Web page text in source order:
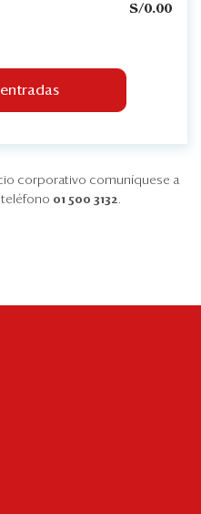
S/0.00
corporativo comuníquese a
teléfono 01 500 3132.